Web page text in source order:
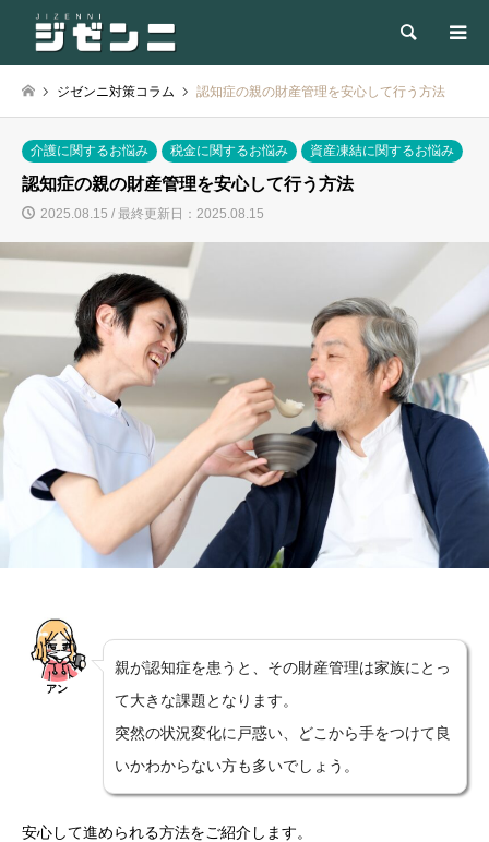
検索
ジゼンニ対策コラム 認知症の親の財産管理を安心して行う方法
介護に関するお悩み 税金に関するお悩み 資産凍結に関するお悩み
認知症の親の財産管理を安心して行う方法
2025.08.15 / 最終更新日：2025.08.15
アン
親が認知症を患うと、その財産管理は家族にとっ
て大きな課題となります。
突然の状況変化に戸惑い、どこから手をつけて良
いかわからない方も多いでしょう。
安心して進められる方法をご紹介します。